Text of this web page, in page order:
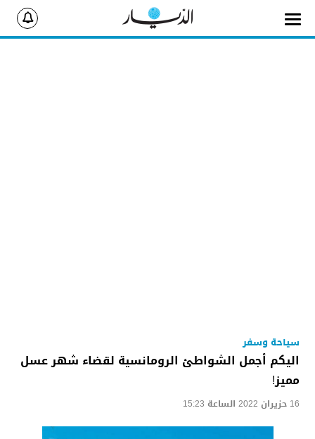
سياحة وسفر
اليكم أجمل الشواطئ الرومانسية لقضاء شهر عسل
مميز!
16 حزيران 2022 الساعة 15:23